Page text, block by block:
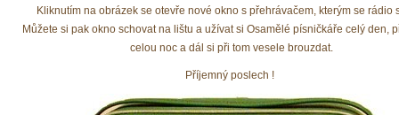
Kliknutím na obrázek se otevře nové okno s přehrávačem, kterým se rádio
Můžete si pak okno schovat na lištu a užívat si Osamělé písničkáře celý den,
celou noc a dál si při tom vesele brouzdat.
Příjemný poslech !